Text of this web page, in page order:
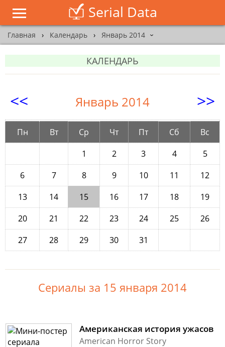
Serial Data
Главная › Календарь › Январь 2014 ›
КАЛЕНДАРЬ
<< Январь 2014 >>
Пн Вт Ср Чт Пт Сб
Вс
1
2 3 4
5
6
7 8 9 10 11
12
13
14 15 16 17 18
19
20
21 22 23 24 25
26
27
28 29 30 31
Сериалы за 15 января 2014
Американская история ужасов
American Horror Story